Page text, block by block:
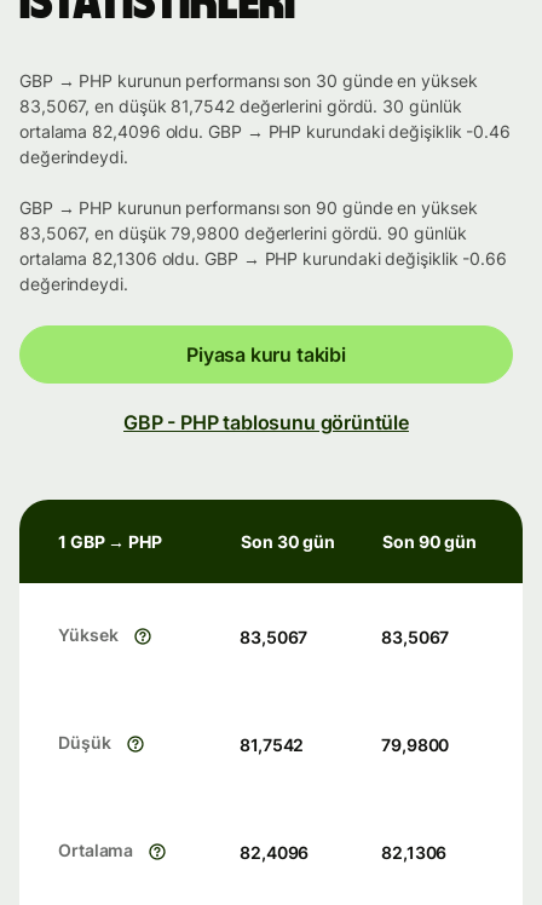
GBP → PHP kurunun performansı son 30 günde en yüksek
83,5067, en düşük 81,7542 değerlerini gördü. 30 günlük
ortalama 82,4096 oldu. GBP → PHP kurundaki değişiklik -0.46
değerindeydi.
GBP → PHP kurunun performansı son 90 günde en yüksek
83,5067, en düşük 79,9800 değerlerini gördü. 90 günlük
ortalama 82,1306 oldu. GBP → PHP kurundaki değişiklik -0.66
değerindeydi.
Piyasa kuru takibi
GBP - PHP tablosunu görüntüle
1 GBP → PHP Son 30 gün Son 90 gün
Yüksek 83,5067 83,5067
Düşük 81,7542 79,9800
Ortalama 82,4096 82,1306